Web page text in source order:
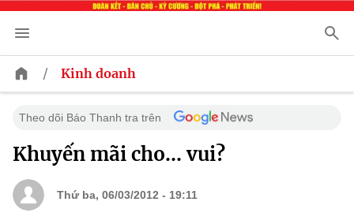
/ Kinh doanh
Theo dõi Báo Thanh tra trên
Khuyến mãi cho… vui?
Thứ ba, 06/03/2012 - 19:11